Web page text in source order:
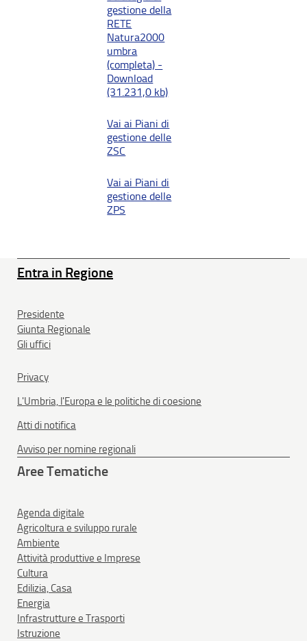
gestione della
RETE
Natura2000
umbra
(completa) -
Download
(31.231,0 kb)
Vai ai Piani di
gestione delle
ZSC
Vai ai Piani di
gestione delle
ZPS
Entra in Regione
Presidente
Giunta Regionale
Gli uffici
Privacy
L'Umbria, l'Europa e le politiche di coesione
Atti di notifica
Avviso per nomine regionali
Aree Tematiche
Agenda digitale
Agricoltura e sviluppo rurale
Ambiente
Attività produttive e Imprese
Cultura
Edilizia, Casa
Energia
Infrastrutture e Trasporti
Istruzione